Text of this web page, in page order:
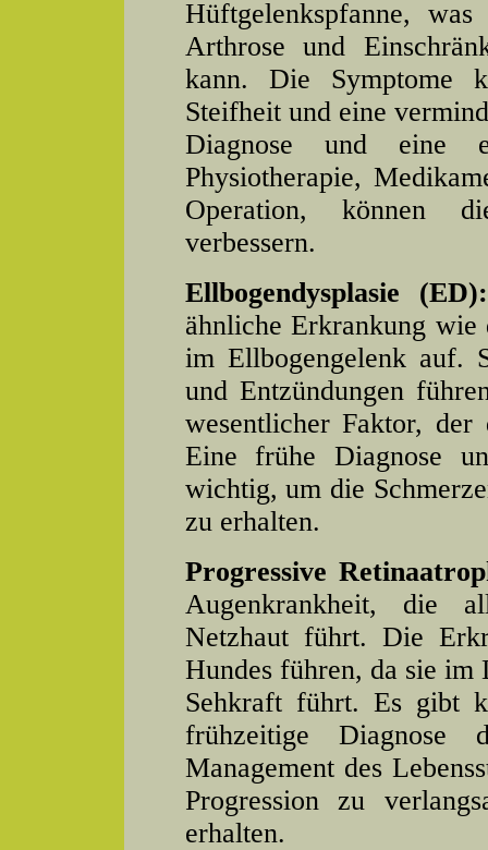
Hüftgelenkspfanne,
Arthrose und
kann. Die Symptome
Steifheit und eine
Diagnose und eine
Physiotherapie,
Operation, können
verbessern.
Ellbogendysplasie (ED):
ähnliche Erkrankung
im Ellbogengelenk auf.
und Entzündungen
wesentlicher Faktor, der
Eine frühe Diagnose
wichtig, um die
zu erhalten.
Progressive
Augenkrankheit, die
Netzhaut führt. Die
Hundes führen, da sie
Sehkraft führt. Es gibt
frühzeitige
Management des
Progression zu
erhalten.